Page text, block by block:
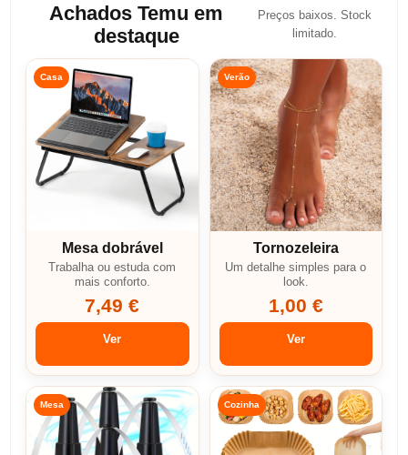
Achados Temu em
destaque
Preços baixos. Stock
limitado.
Casa
Mesa dobrável
Trabalha ou estuda com
mais conforto.
7,49 €
Ver
Verão
Tornozeleira
Um detalhe simples para o
look.
1,00 €
Ver
Mesa Cozinha